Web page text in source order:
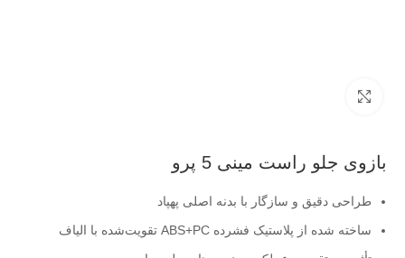
بازوی جلو راست مینی 5 پرو
طراحی دقیق و سازگار با بدنه اصلی پهپاد
ساخته شده از پلاستیک فشرده ABS+PC تقویت‌شده با الیاف